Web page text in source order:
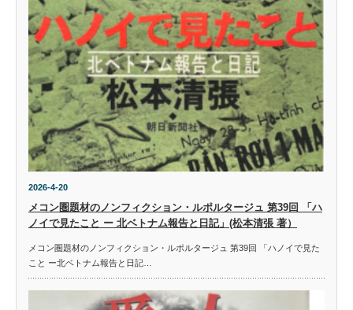
2026-4-20
メコン圏題材のノンフィクション・ルポルタージュ 第39回 「ハ
ノイで見たこと ー 北ベトナム報告と日記」(松本清張 著）
メコン圏題材のノンフィクション・ルポルタージュ 第39回 「ハノイで見た
こと ー北ベトナム報告と日記…